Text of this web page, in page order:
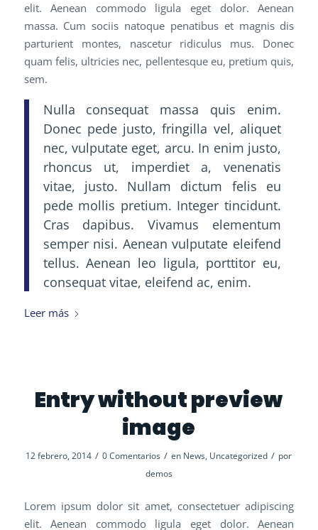
elit. Aenean commodo ligula eget dolor. Aenean
massa. Cum sociis natoque penatibus et magnis dis
parturient montes, nascetur ridiculus mus. Donec
quam felis, ultricies nec, pellentesque eu, pretium quis,
sem.
Nulla consequat massa quis enim.
Donec pede justo, fringilla vel, aliquet
nec, vulputate eget, arcu. In enim justo,
rhoncus ut, imperdiet a, venenatis
vitae, justo. Nullam dictum felis eu
pede mollis pretium. Integer tincidunt.
Cras dapibus. Vivamus elementum
semper nisi. Aenean vulputate eleifend
tellus. Aenean leo ligula, porttitor eu,
consequat vitae, eleifend ac, enim.
Leer más
Entry without preview
image
12 febrero, 2014 / 0 Comentarios / en News, Uncategorized / por
demos
Lorem ipsum dolor sit amet, consectetuer adipiscing
elit. Aenean commodo ligula eget dolor. Aenean